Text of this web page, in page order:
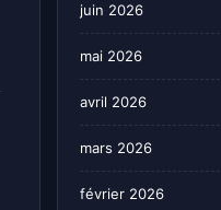
juin 2026
mai 2026
avril 2026
mars 2026
février 2026